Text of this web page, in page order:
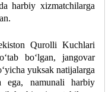
harbiy xizmatchilarga
Qurolli Kuchlari
bo‘lgan, jangovar
yuksak natijalarga
ega, namunali harbiy